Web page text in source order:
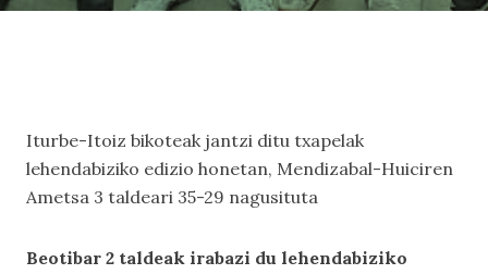
Iturbe-Itoiz bikoteak jantzi ditu txapelak
lehendabiziko edizio honetan, Mendizabal-Huiciren
Ametsa 3 taldeari 35-29 nagusituta
Beotibar 2 taldeak irabazi du lehendabiziko